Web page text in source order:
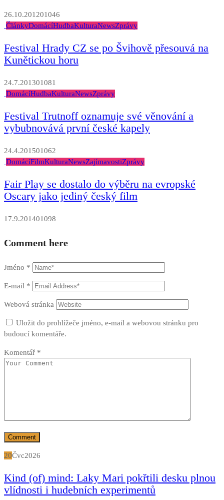
26.10.201201046
ČlánkyDomácíHudbaKulturaNewsZprávy
Festival Hrady CZ se po Švihově přesouvá na
Kunětickou horu
24.7.201301081
DomácíHudbaKulturaNewsZprávy
Festival Trutnoff oznamuje své věnování a
vybubnovává první české kapely
24.4.201501062
DomácíFilmKulturaNewsZajímavostiZprávy
Fair Play se dostalo do výběru na evropské
Oscary jako jediný český film
17.9.201401098
Comment here
Jméno *
E-mail *
Webová stránka
Uložit do prohlížeče jméno, e-mail a webovou stránku pro
budoucí komentáře.
Komentář *
20Čvc2026
Kind (of) mind: Laky Mari pokřtili desku plnou
vlídnosti i hudebních experimentů